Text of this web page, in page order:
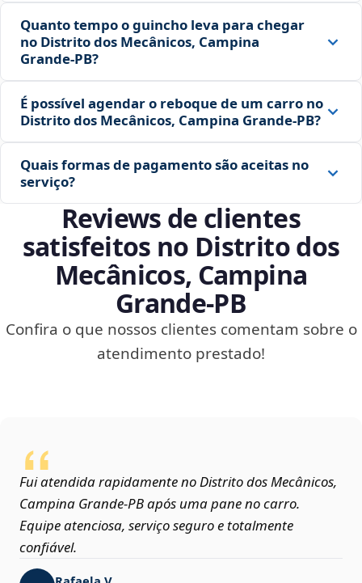
Quanto tempo o guincho leva para chegar
no Distrito dos Mecânicos, Campina
Grande‑PB?
É possível agendar o reboque de um carro no
Distrito dos Mecânicos, Campina Grande‑PB?
Quais formas de pagamento são aceitas no
serviço?
Reviews de clientes
satisfeitos no Distrito dos
Mecânicos, Campina
Grande‑PB
Confira o que nossos clientes comentam sobre o
atendimento prestado!
Fui atendida rapidamente no Distrito dos Mecânicos,
Campina Grande‑PB após uma pane no carro.
Equipe atenciosa, serviço seguro e totalmente
confiável.